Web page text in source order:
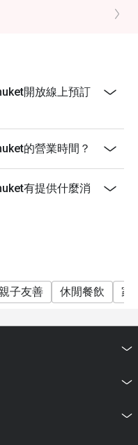
開放線上預訂
的營業時間？
有提供什麼消
子友善 休閒餐飲 家